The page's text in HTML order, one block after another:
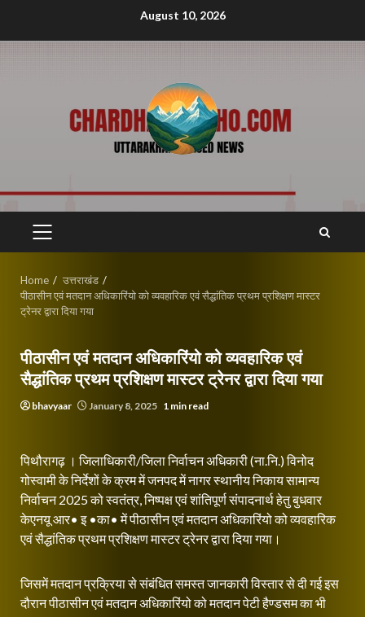
August 10, 2026
PRIMARY
Home
उत्तराखंड
पीठासीन एवं मतदान अधिकारिंयो को व्यवहारिक एवं सैद्धांतिक प्रथम प्रशिक्षण मास्टर
ट्रेनर द्वारा दिया गया
पीठासीन एवं मतदान अधिकारिंयो को व्यवहारिक एवं
सैद्धांतिक प्रथम प्रशिक्षण मास्टर ट्रेनर द्वारा दिया गया
bhavyaar January 8, 2025 1 min read
पिथौरागढ़ । जिलाधिकारी/जिला निर्वाचन अधिकारी (ना.नि.) विनोद
गोस्वामी के निर्देशों के क्रम में जनपद में नागर स्थानीय निकाय सामान्य
निर्वाचन 2025 को स्वतंत्र, निष्पक्ष एवं शांतिपूर्ण संपादनार्थ हेतु बुधवार
केएनयू आर• इ •का• में पीठासीन एवं मतदान अधिकारिंयो को व्यवहारिक
एवं सैद्धांतिक प्रथम प्रशिक्षण मास्टर ट्रेनर द्वारा दिया गया।
जिसमें मतदान प्रक्रिया से संबंधित समस्त जानकारी विस्तार से दी गई इस
दौरान पीठासीन एवं मतदान अधिकारिंयो को मतदान पेटी हैण्डसम का भी